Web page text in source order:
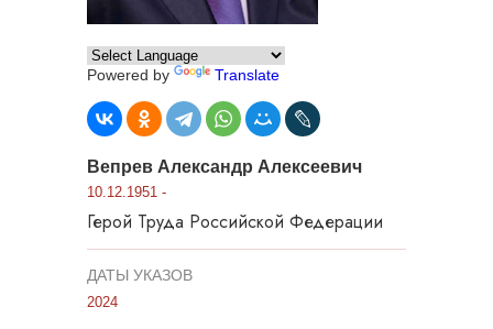
Powered by Translate
Вепрев Александр Алексеевич
10.12.1951 -
Герой Труда Российской Федерации
ДАТЫ УКАЗОВ
2024